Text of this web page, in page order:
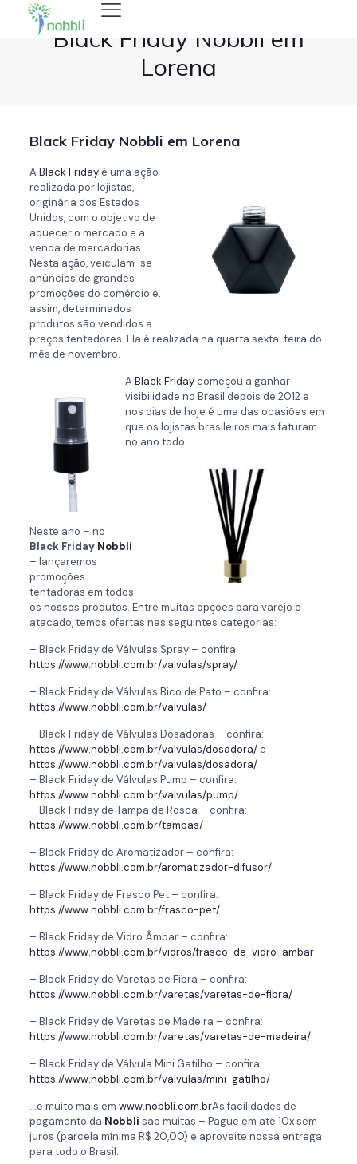
Black Friday Nobbli em
Lorena
Black Friday Nobbli em Lorena
A Black Fridayé uma ação
realizada por lojistas,
originária dos Estados
Unidos, com o objetivo de
aquecer o mercado e a
venda de mercadorias.
Nesta ação, veiculam-se
anúncios de grandes
promoções do comércio e,
assim, determinados
produtos são vendidos a
preços tentadores. Ela é realizada na quarta sexta-feira do
mês de novembro.
A Black Fridaycomeçou a ganhar
visibilidade no Brasil depois de 2012 e
nos dias de hoje é uma das ocasiões em
que os lojistas brasileiros mais faturam
no ano todo.
Neste ano – no
Black Friday Nobbli
– lançaremos
promoções
tentadoras em todos
os nossos produtos. Entre muitas opções para varejo e
atacado, temos ofertas nas seguintes categorias:
– Black Friday de Válvulas Spray – confira:
https://www.nobbli.com.br/valvulas/spray/
– Black Friday de Válvulas Bico de Pato – confira:
https://www.nobbli.com.br/valvulas/
– Black Friday de Válvulas Dosadoras – confira:
https://www.nobbli.com.br/valvulas/dosadora/e
https://www.nobbli.com.br/valvulas/dosadora/
– Black Friday de Válvulas Pump – confira:
https://www.nobbli.com.br/valvulas/pump/
– Black Friday de Tampa de Rosca – confira:
https://www.nobbli.com.br/tampas/
– Black Friday de Aromatizador – confira:
https://www.nobbli.com.br/aromatizador-difusor/
– Black Friday de Frasco Pet – confira:
https://www.nobbli.com.br/frasco-pet/
– Black Friday de Vidro Âmbar – confira:
https://www.nobbli.com.br/vidros/frasco-de-vidro-ambar
– Black Friday de Varetas de Fibra – confira:
https://www.nobbli.com.br/varetas/varetas-de-fibra/
– Black Friday de Varetas de Madeira – confira:
https://www.nobbli.com.br/varetas/varetas-de-madeira/
– Black Friday de Válvula Mini Gatilho – confira:
https://www.nobbli.com.br/valvulas/mini-gatilho/
…e muito mais em www.nobbli.com.brAs facilidades de
pagamento da Nobbli são muitas – Pague em até 10x sem
juros (parcela mínima R$ 20,00) e aproveite nossa entrega
para todo o Brasil.